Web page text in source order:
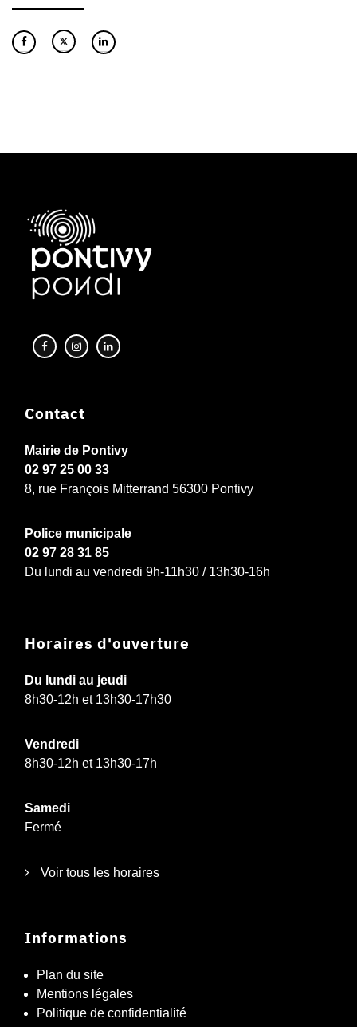
Contact
Mairie de Pontivy
02 97 25 00 33
8, rue François Mitterrand 56300 Pontivy
Police municipale
02 97 28 31 85
Du lundi au vendredi 9h-11h30 / 13h30-16h
Horaires d'ouverture
Du lundi au jeudi
8h30-12h et 13h30-17h30
Vendredi
8h30-12h et 13h30-17h
Samedi
Fermé
Voir tous les horaires
Informations
Plan du site
Mentions légales
Politique de confidentialité